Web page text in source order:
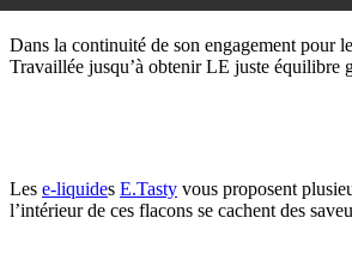
Dans la continuité de son engagement pour
Travaillée jusqu’à obtenir LE juste équilibre
Les e-liquides E.Tasty vous proposent
l’intérieur de ces flacons se cachent des